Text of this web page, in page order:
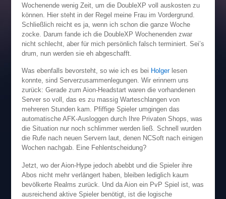
Wochenende wenig Zeit, um die DoubleXP voll auskosten zu
können. Hier steht in der Regel meine Frau im Vordergrund.
Schließlich reicht es ja, wenn ich schon die ganze Woche
zocke. Darum fande ich die DoubleXP Wochenenden zwar
nicht schlecht, aber für mich persönlich falsch terminiert. Sei’s
drum, nun werden sie eh abgeschafft.
Was ebenfalls bevorsteht, so wie ich es bei Holgerlesen
konnte, sind Serverzusammenlegungen. Wir erinnern uns
zurück: Gerade zum Aion-Headstart waren die vorhandenen
Server so voll, das es zu massig Warteschlangen von
mehreren Stunden kam. Pfiffige Spieler umgingen das
automatische AFK-Ausloggen durch Ihre Privaten Shops, was
die Situation nur noch schlimmer werden ließ. Schnell wurden
die Rufe nach neuen Servern laut, denen NCSoft nach einigen
Wochen nachgab. Eine Fehlentscheidung?
Jetzt, wo der Aion-Hype jedoch abebbt und die Spieler ihre
Abos nicht mehr verlängert haben, bleiben lediglich kaum
bevölkerte Realms zurück. Und da Aion ein PvP Spiel ist, was
ausreichend aktive Spieler benötigt, ist die logische